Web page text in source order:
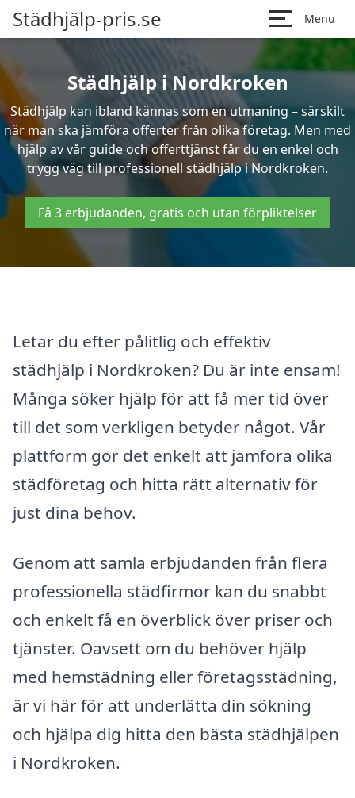
Städhjälp-pris.se Menu
Städhjälp i Nordkroken
Städhjälp kan ibland kännas som en utmaning – särskilt
när man ska jämföra offerter från olika företag. Men med
hjälp av vår guide och offerttjänst får du en enkel och
trygg väg till professionell städhjälp i Nordkroken.
Få 3 erbjudanden, gratis och utan förpliktelser
Letar du efter pålitlig och effektiv
städhjälp i Nordkroken? Du är inte ensam!
Många söker hjälp för att få mer tid över
till det som verkligen betyder något. Vår
plattform gör det enkelt att jämföra olika
städföretag och hitta rätt alternativ för
just dina behov.
Genom att samla erbjudanden från flera
professionella städfirmor kan du snabbt
och enkelt få en överblick över priser och
tjänster. Oavsett om du behöver hjälp
med hemstädning eller företagsstädning,
är vi här för att underlätta din sökning
och hjälpa dig hitta den bästa städhjälpen
i Nordkroken.